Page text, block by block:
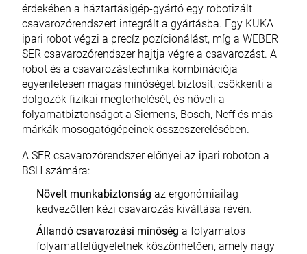
érdekében a háztartásigép-gyártó egy robotizált
csavarozórendszert integrált a gyártásba. Egy KUKA
ipari robot végzi a precíz pozícionálást, míg a WEBER
SER csavarozórendszer hajtja végre a csavarozást. A
robot és a csavarozástechnika kombinációja
egyenletesen magas minőséget biztosít, csökkenti a
dolgozók fizikai megterhelését, és növeli a
folyamatbiztonságot a Siemens, Bosch, Neff és más
márkák mosogatógépeinek összeszerelésében.
A SER csavarozórendszer előnyei az ipari roboton a
BSH számára:
Növelt munkabiztonság az ergonómiailag
kedvezőtlen kézi csavarozás kiváltása révén.
Állandó csavarozási minőség a folyamatos
folyamatfelügyeletnek köszönhetően, amely nagy